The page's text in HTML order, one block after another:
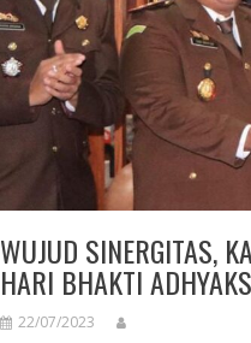
WUJUD SINERGITAS,
HARI BHAKTI
22/07/2023